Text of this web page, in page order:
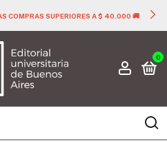
COMPRAS SUPERIORES A $ 40.000 🚚
0